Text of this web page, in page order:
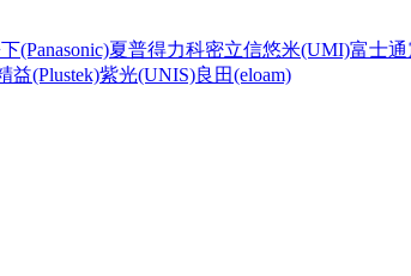
(Panasonic)夏普得力科密立信悠米(UMI)富士通
益(Plustek)紫光(UNIS)良田(eloam)